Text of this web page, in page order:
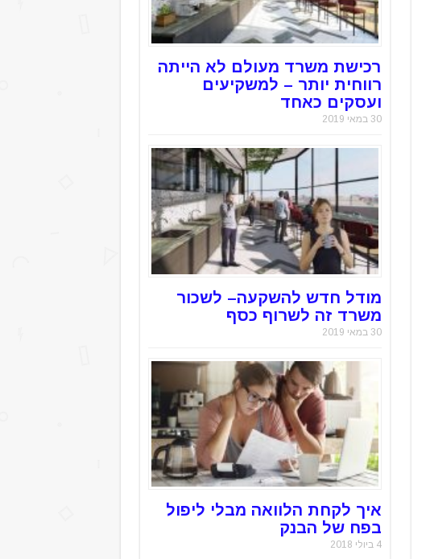
רכישת משרד מעולם לא הייתה
רווחית יותר – למשקיעים
ועסקים כאחד
30 במאי 2019
מודל חדש להשקעה– לשכור
משרד זה לשרוף כסף
30 במאי 2019
איך לקחת הלוואה מבלי ליפול
בפח של הבנק
4 ביולי 2018